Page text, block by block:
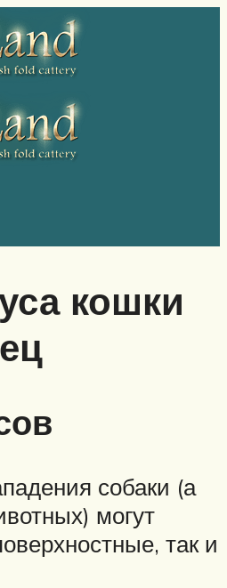
кошки
собаки (а
могут
так и